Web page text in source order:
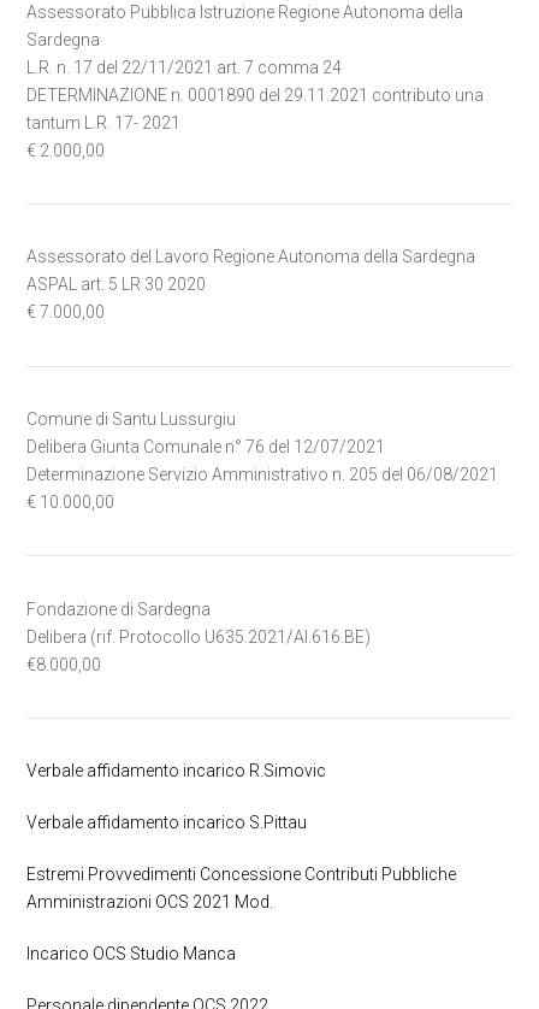
Assessorato Pubblica Istruzione Regione Autonoma della
Sardegna
L.R. n. 17 del 22/11/2021 art. 7 comma 24
DETERMINAZIONE n. 0001890 del 29.11.2021 contributo una
tantum L.R. 17- 2021
€ 2.000,00
Assessorato del Lavoro Regione Autonoma della Sardegna
ASPAL art. 5 LR 30 2020
€ 7.000,00
Comune di Santu Lussurgiu
Delibera Giunta Comunale n° 76 del 12/07/2021
Determinazione Servizio Amministrativo n. 205 del 06/08/2021
€ 10.000,00
Fondazione di Sardegna
Delibera (rif. Protocollo U635.2021/AI.616.BE)
€8.000,00
Verbale affidamento incarico R.Simovic
Verbale affidamento incarico S.Pittau
Estremi Provvedimenti Concessione Contributi Pubbliche
Amministrazioni OCS 2021 Mod.
Incarico OCS Studio Manca